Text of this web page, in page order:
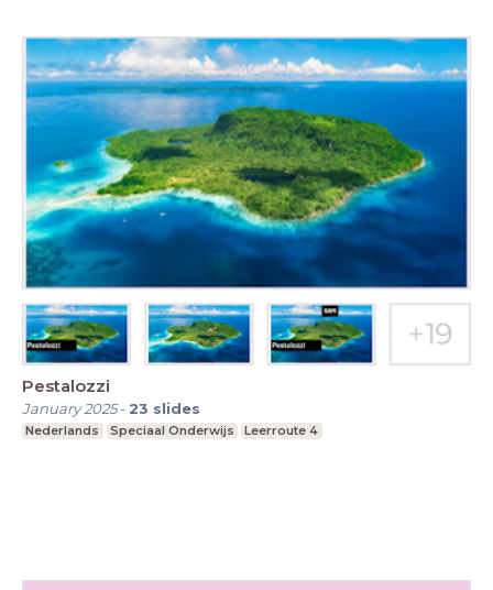
Pestalozzi
January 2025- 23 slides
Nederlands Speciaal Onderwijs Leerroute 4